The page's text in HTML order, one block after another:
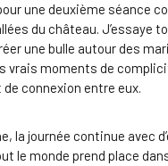
une deuxième séance
du château. J’essaye
une bulle autour des
vrais moments de
de connexion entre eux.
la journée continue avec
le monde prend place